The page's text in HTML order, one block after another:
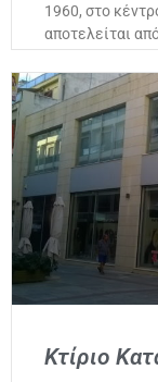
1960, στο
αποτελείται
Κτίριο